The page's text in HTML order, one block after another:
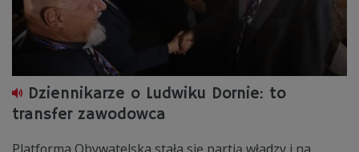
Dziennikarze o Ludwiku Dornie: to
transfer zawodowca